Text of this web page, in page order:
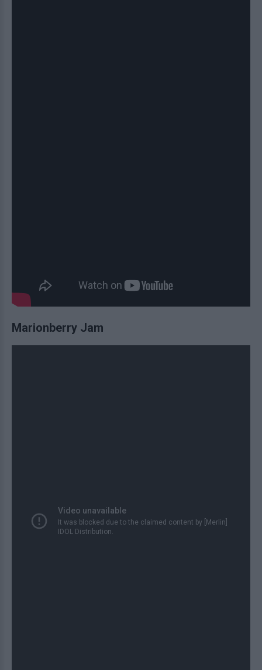
Marionberry Jam